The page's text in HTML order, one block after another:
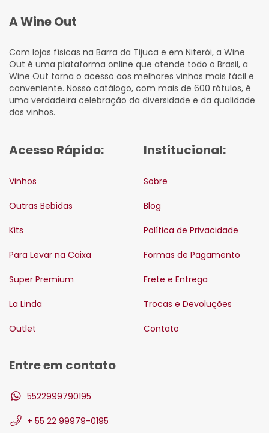
A Wine Out
Com lojas físicas na Barra da Tijuca e em Niterói, a Wine
Out é uma plataforma online que atende todo o Brasil, a
Wine Out torna o acesso aos melhores vinhos mais fácil e
conveniente. Nosso catálogo, com mais de 600 rótulos, é
uma verdadeira celebração da diversidade e da qualidade
dos vinhos.
Acesso Rápido:
Vinhos
Outras Bebidas
Kits
Para Levar na Caixa
Super Premium
La Linda
Outlet
Institucional:
Sobre
Blog
Política de Privacidade
Formas de Pagamento
Frete e Entrega
Trocas e Devoluções
Contato
Entre em contato
5522999790195
+ 55 22 99979-0195